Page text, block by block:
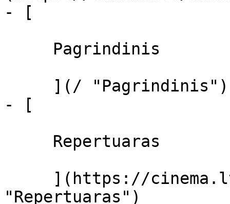
- [
- [
"Repertuaras")